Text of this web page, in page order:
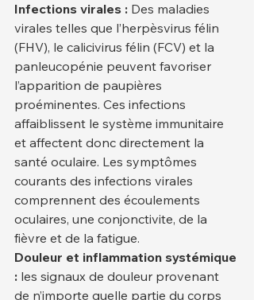
Infections virales : Des maladies
virales telles que l’herpèsvirus félin
(FHV), le calicivirus félin (FCV) et la
panleucopénie peuvent favoriser
l’apparition de paupières
proéminentes. Ces infections
affaiblissent le système immunitaire
et affectent donc directement la
santé oculaire. Les symptômes
courants des infections virales
comprennent des écoulements
oculaires, une conjonctivite, de la
fièvre et de la fatigue.
Douleur et inflammation systémique
: les signaux de douleur provenant
de n’importe quelle partie du corps